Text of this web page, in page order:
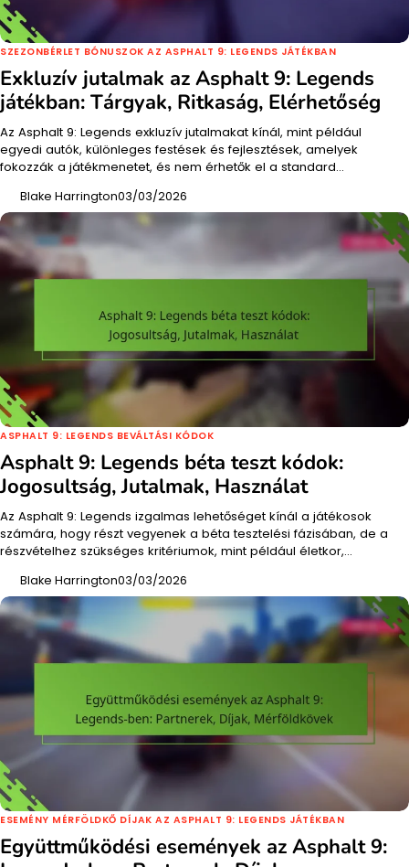
SZEZONBÉRLET BÓNUSZOK AZ ASPHALT 9: LEGENDS JÁTÉKBAN
Exkluzív jutalmak az Asphalt 9: Legends
játékban: Tárgyak, Ritkaság, Elérhetőség
Az Asphalt 9: Legends exkluzív jutalmakat kínál, mint például
egyedi autók, különleges festések és fejlesztések, amelyek
fokozzák a játékmenetet, és nem érhetők el a standard…
Blake Harrington03/03/2026
ASPHALT 9: LEGENDS BEVÁLTÁSI KÓDOK
Asphalt 9: Legends béta teszt kódok:
Jogosultság, Jutalmak, Használat
Az Asphalt 9: Legends izgalmas lehetőséget kínál a játékosok
számára, hogy részt vegyenek a béta tesztelési fázisában, de a
részvételhez szükséges kritériumok, mint például életkor,…
Blake Harrington03/03/2026
ESEMÉNY MÉRFÖLDKŐ DÍJAK AZ ASPHALT 9: LEGENDS JÁTÉKBAN
Együttműködési események az Asphalt 9: